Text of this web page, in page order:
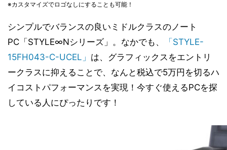
※カスタマイズでロゴなしにすることも可能！
シンプルでバランスの良いミドルクラスのノート
PC「STYLE∞Nシリーズ」。なかでも、
「STYLE-
15FH043-C-UCEL」 は、グラフィックスをエントリ
ークラスに抑えることで、なんと税込で5万円を切るハ
イコストパフォーマンスを実現！今すぐ使えるPCを探
している人にぴったりです！